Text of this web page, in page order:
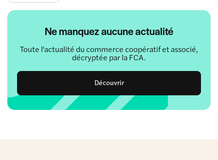
Ne manquez aucune actualité
Toute l'actualité du commerce coopératif et associé,
décryptée par la FCA.
Découvrir